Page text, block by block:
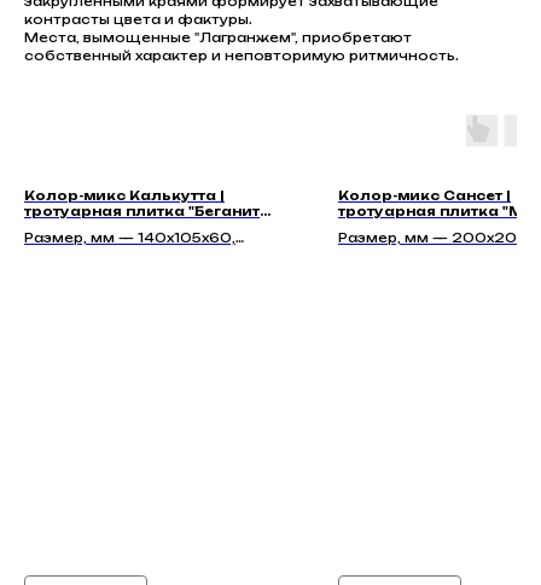
контрасты цвета и фактуры.
Места, вымощенные "Лагранжем", приобретают
собственный характер и неповторимую ритмичность.
Колор-микс Калькутта |
тротуарная плитка "Беганит
Размер, мм — 140х105х60,
Колор-микс Сансет |
тротуарная плитка
Размер, мм —